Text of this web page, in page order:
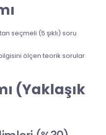
seçmeli (5 şıklı) soru
ölçen teorik sorular
(Yaklaşık